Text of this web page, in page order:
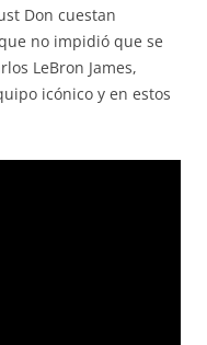
Don cuestan
no impidió que se
LeBron James,
icónico y en estos